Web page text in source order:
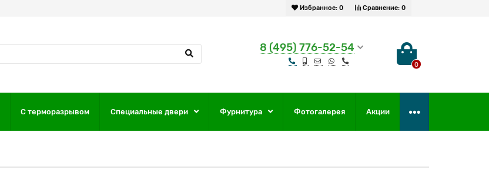
Сравнение: 0
Избранное: 0
8 (495) 776-52-54
0
С терморазрывом Специальные двери Фурнитура Фотогалерея Акции